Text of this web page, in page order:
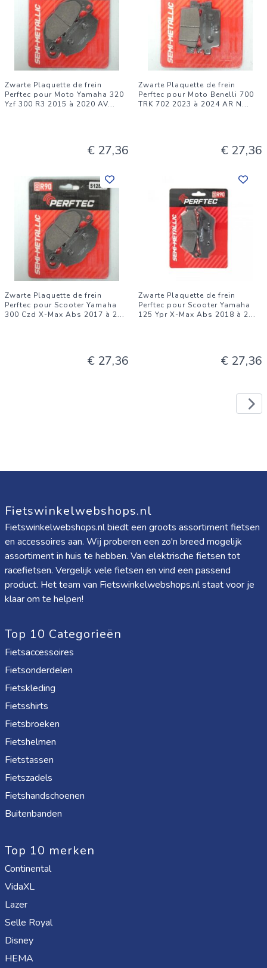
Zwarte Plaquette de frein
Perftec pour Moto Yamaha 320
Yzf 300 R3 2015 à 2020 AV...
€ 27,36
Zwarte Plaquette de frein
Perftec pour Moto Benelli 700
TRK 702 2023 à 2024 AR N...
€ 27,36
Zwarte Plaquette de frein
Perftec pour Scooter Yamaha
300 Czd X-Max Abs 2017 à 2...
€ 27,36
Zwarte Plaquette de frein
Perftec pour Scooter Yamaha
125 Ypr X-Max Abs 2018 à 2...
€ 27,36
Fietswinkelwebshops.nl
Fietswinkelwebshops.nl biedt een groots assortiment fietsen
en accessoires aan. Wij proberen een zo'n breed mogelijk
assortiment in huis te hebben. Van elektrische fietsen tot
racefietsen. Vergelijk vele fietsen en vind een passend
product. Het team van Fietswinkelwebshops.nl staat voor je
klaar om te helpen!
Top 10 Categorieën
Fietsaccessoires
Fietsonderdelen
Fietskleding
Fietsshirts
Fietsbroeken
Fietshelmen
Fietstassen
Fietszadels
Fietshandschoenen
Buitenbanden
Top 10 merken
Continental
VidaXL
Lazer
Selle Royal
Disney
HEMA